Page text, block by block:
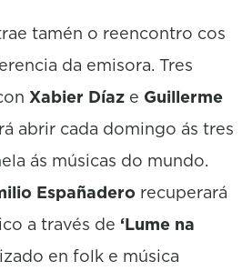
tamén o reencontro cos
da emisora. Tres
Xabier Díaz e Guillerme
abrir cada domingo ás tres
ás músicas do mundo.
Españadero recuperará
a través de ‘Lume na
en folk e música